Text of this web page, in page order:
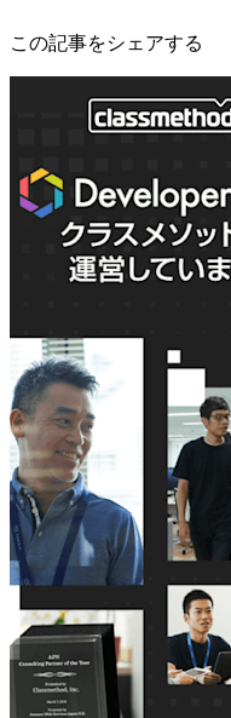
この記事をシェアする